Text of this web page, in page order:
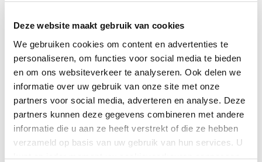
Deze website maakt gebruik van cookies
We gebruiken cookies om content en advertenties te
personaliseren, om functies voor social media te bieden
en om ons websiteverkeer te analyseren. Ook delen we
informatie over uw gebruik van onze site met onze
partners voor social media, adverteren en analyse. Deze
partners kunnen deze gegevens combineren met andere
informatie die u aan ze heeft verstrekt of die ze hebben
verzameld op basis van uw gebruik van hun services. U
kunt op ieder moment uw cookievoorkeuren aanpassen